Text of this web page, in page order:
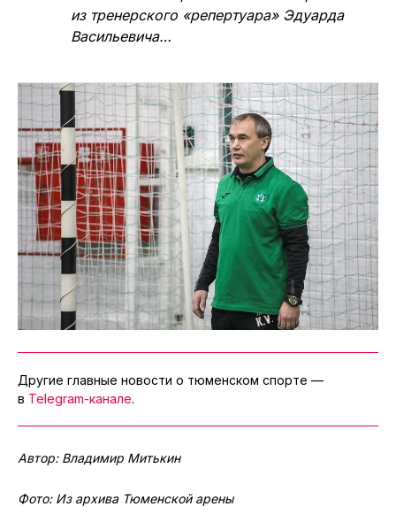
из тренерского «репертуара» Эдуарда
Васильевича…
Другие главные новости о тюменском спорте —
в Telegram-канале.
Автор: Владимир Митькин
Фото: Из архива Тюменской арены